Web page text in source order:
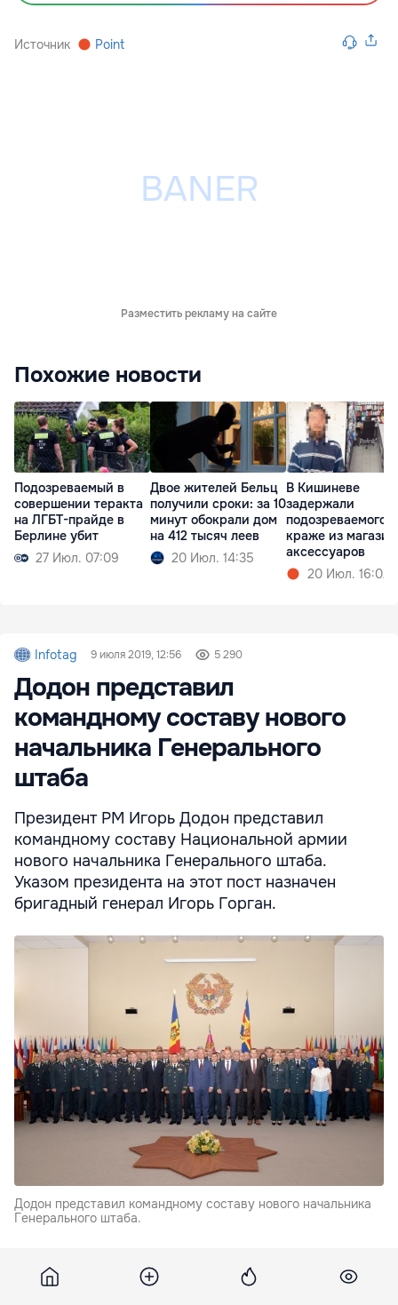
Источник Point
Разместить рекламу на сайте
Похожие новости
Подозреваемый в
совершении теракта
на ЛГБТ-прайде в
Берлине убит
27 Июл. 07:09
Двое жителей Бельц
получили сроки: за 10
минут обокрали дом
на 412 тысяч леев
20 Июл. 14:35
В Кишиневе
задержали
подозреваемого в
краже из
аксессуаров
20 Июл. 16:02
Infotag 9 июля 2019, 12:56 5 290
Додон представил
командному составу нового
начальника Генерального
штаба
Президент РМ Игорь Додон представил
командному составу Национальной армии
нового начальника Генерального штаба.
Указом президента на этот пост назначен
бригадный генерал Игорь Горган.
Додон представил командному составу нового начальника
Генерального штаба.
"Поздравил его по этому случаю и пожелал успехов
на ответственной должности. Отметил, что генерал